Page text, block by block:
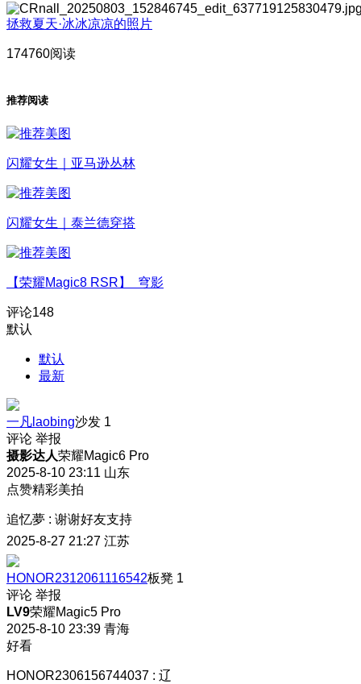
拯救夏天·冰冰凉凉的照片
174760阅读
推荐阅读
闪耀女生｜亚马逊丛林
闪耀女生｜泰兰德穿搭
【荣耀Magic8 RSR】 穹影
评论148
默认
默认
最新
一凡laobing沙发 1
评论 举报
摄影达人荣耀Magic6 Pro
2025-8-10 23:11 山东
点赞精彩美拍
追忆夢 : 谢谢好友支持
2025-8-27 21:27 江苏
HONOR2312061116542板凳 1
评论 举报
LV9荣耀Magic5 Pro
2025-8-10 23:39 青海
好看
HONOR2306156744037 : 辽